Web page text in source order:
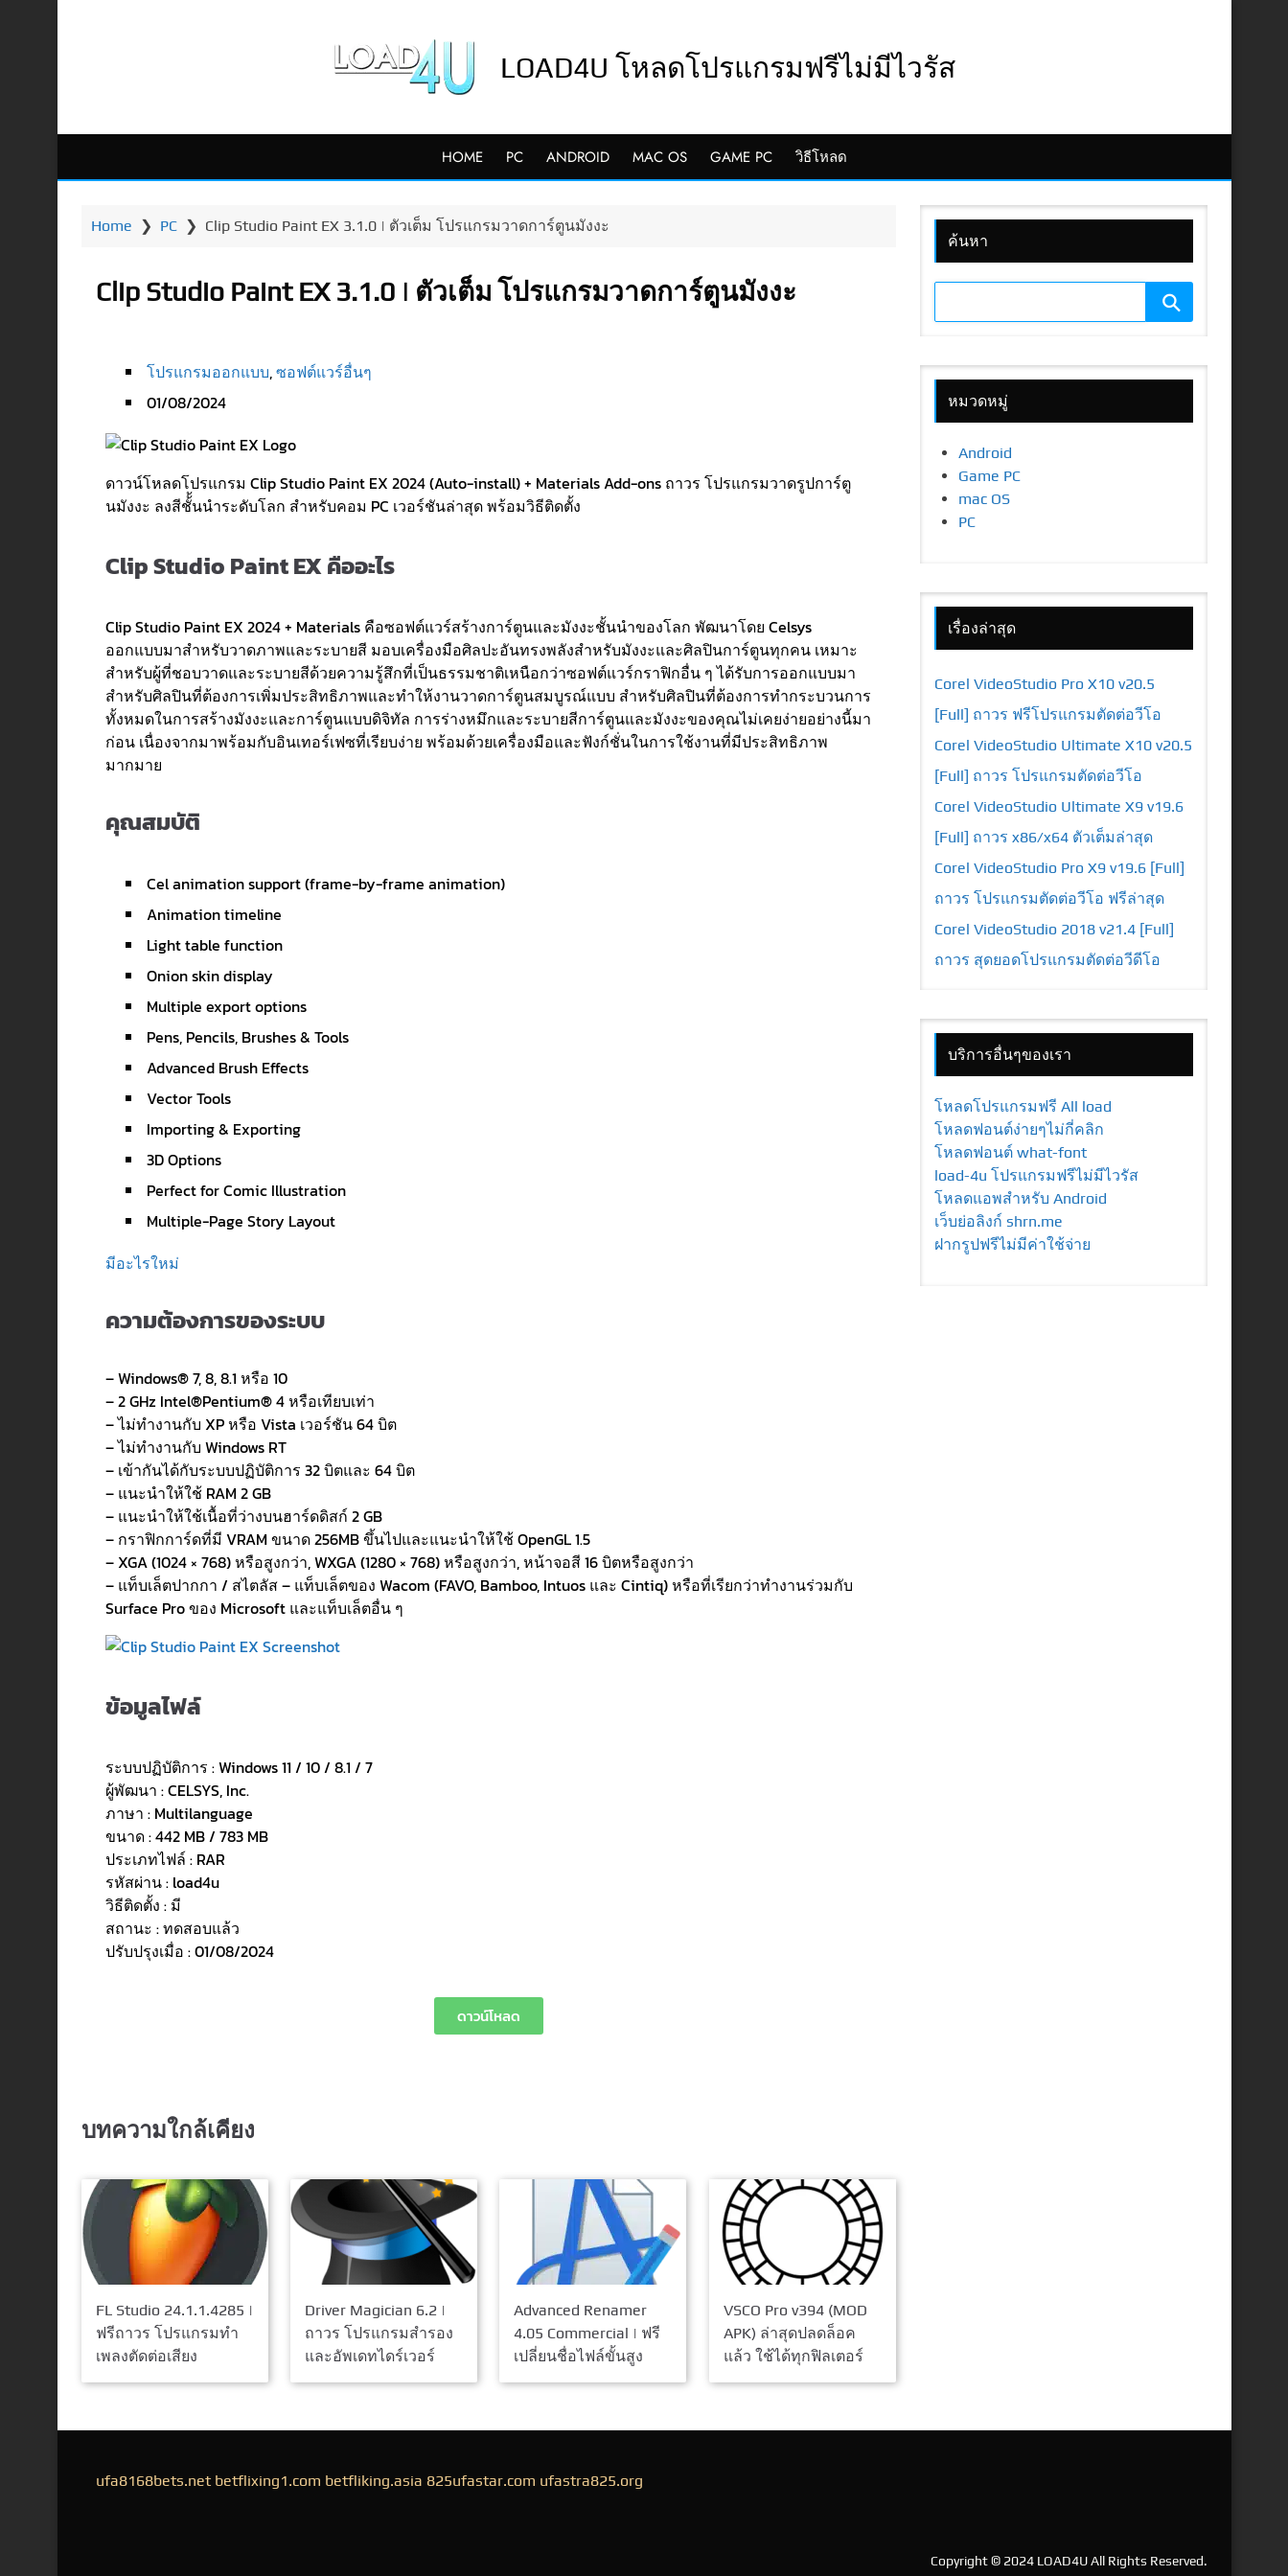
LOAD4U โหลดโปรแกรมฟรีไม่มีไวรัส
HOME PC ANDROID MAC OS GAME PC วิธีโหลด
Home ❯ PC❯ Clip Studio Paint EX 3.1.0 | ตัวเต็ม โปรแกรมวาดการ์ตูนมังงะ
Clip Studio Paint EX 3.1.0 | ตัวเต็ม โปรแกรมวาดการ์ตูนมังงะ
โปรแกรมออกแบบ,ซอฟต์แวร์อื่นๆ
01/08/2024
ดาวน์โหลดโปรแกรม Clip Studio Paint EX 2024 (Auto-install) + Materials Add-ons ถาวร โปรแกรมวาดรูปการ์ตู
นมังงะ ลงสีชั้้นนำระดับโลก สำหรับคอม PC เวอร์ชันล่าสุด พร้อมวิธีติดตั้ง
Clip Studio Paint EX คืออะไร
Clip Studio Paint EX 2024 + Materials คือซอฟต์แวร์สร้างการ์ตูนและมังงะชั้นนำของโลก พัฒนาโดย Celsys
ออกแบบมาสำหรับวาดภาพและระบายสี มอบเครื่องมือศิลปะอันทรงพลังสำหรับมังงะและศิลปินการ์ตูนทุกคน เหมาะ
สำหรับผู้ที่ชอบวาดและระบายสีด้วยความรู้สึกที่เป็นธรรมชาติเหนือกว่าซอฟต์แวร์กราฟิกอื่น ๆ ได้รับการออกแบบมา
สำหรับศิลปินที่ต้องการเพิ่มประสิทธิภาพและทำให้งานวาดการ์ตูนสมบูรณ์แบบ สำหรับศิลปินที่ต้องการทำกระบวนการ
ทั้งหมดในการสร้างมังงะและการ์ตูนแบบดิจิทัล การร่างหมึกและระบายสีการ์ตูนและมังงะของคุณไม่เคยง่ายอย่างนี้มา
ก่อน เนื่องจากมาพร้อมกับอินเทอร์เฟซที่เรียบง่าย พร้อมด้วยเครื่องมือและฟังก์ชั่นในการใช้งานที่มีประสิทธิภาพ
มากมาย
คุณสมบัติ
Cel animation support (frame-by-frame animation)
Animation timeline
Light table function
Onion skin display
Multiple export options
Pens, Pencils, Brushes & Tools
Advanced Brush Effects
Vector Tools
Importing & Exporting
3D Options
Perfect for Comic Illustration
Multiple-Page Story Layout
มีอะไรใหม่
ความต้องการของระบบ
– Windows® 7, 8, 8.1 หรือ 10
– 2 GHz Intel®Pentium® 4 หรือเทียบเท่า
– ไม่ทำงานกับ XP หรือ Vista เวอร์ชัน 64 บิต
– ไม่ทำงานกับ Windows RT
– เข้ากันได้กับระบบปฏิบัติการ 32 บิตและ 64 บิต
– แนะนำให้ใช้ RAM 2 GB
– แนะนำให้ใช้เนื้อที่ว่างบนฮาร์ดดิสก์ 2 GB
– กราฟิกการ์ดที่มี VRAM ขนาด 256MB ขึ้นไปและแนะนำให้ใช้ OpenGL 1.5
– XGA (1024 × 768) หรือสูงกว่า, WXGA (1280 × 768) หรือสูงกว่า, หน้าจอสี 16 บิตหรือสูงกว่า
– แท็บเล็ตปากกา / สไตลัส – แท็บเล็ตของ Wacom (FAVO, Bamboo, Intuos และ Cintiq) หรือที่เรียกว่าทำงานร่วมกับ
Surface Pro ของ Microsoft และแท็บเล็ตอื่น ๆ
ข้อมูลไฟล์
ระบบปฏิบัติการ : Windows 11 / 10 / 8.1 / 7
ผู้พัฒนา : CELSYS, Inc.
ภาษา : Multilanguage
ขนาด : 442 MB / 783 MB
ประเภทไฟล์ : RAR
รหัสผ่าน : load4u
วิธีติดตั้ง : มี
สถานะ : ทดสอบแล้ว
ปรับปรุงเมื่อ : 01/08/2024
ดาวน์โหลด
บทความใกล้เคียง
FL Studio 24.1.1.4285 |
ฟรีถาวร โปรแกรมทำ
เพลงตัดต่อเสียง
Driver Magician 6.2 |
ถาวร โปรแกรมสำรอง
และอัพเดทไดร์เวอร์
Advanced Renamer
4.05 Commercial | ฟรี
เปลี่ยนชื่อไฟล์ขั้นสูง
VSCO Pro v394 (MOD
APK) ล่าสุดปลดล็อค
แล้ว ใช้ได้ทุกฟิลเตอร์
ค้นหา
หมวดหมู่
Android
Game PC
mac OS
PC
เรื่องล่าสุด
Corel VideoStudio Pro X10 v20.5
[Full] ถาวร ฟรีโปรแกรมตัดต่อวีโอ
Corel VideoStudio Ultimate X10 v20.5
[Full] ถาวร โปรแกรมตัดต่อวีโอ
Corel VideoStudio Ultimate X9 v19.6
[Full] ถาวร x86/x64 ตัวเต็มล่าสุด
Corel VideoStudio Pro X9 v19.6 [Full]
ถาวร โปรแกรมตัดต่อวีโอ ฟรีล่าสุด
Corel VideoStudio 2018 v21.4 [Full]
ถาวร สุดยอดโปรแกรมตัดต่อวีดีโอ
บริการอื่นๆของเรา
โหลดโปรแกรมฟรี All load
โหลดฟอนต์ง่ายๆไม่กี่คลิก
โหลดฟอนต์ what-font
load-4u โปรแกรมฟรีไม่มีไวรัส
โหลดแอพสำหรับ Android
เว็บย่อลิงก์ shrn.me
ฝากรูปฟรีไม่มีค่าใช้จ่าย
ufa8168bets.net betflixing1.com betfliking.asia 825ufastar.com ufastra825.org
Copyright © 2024 LOAD4U All Rights Reserved.